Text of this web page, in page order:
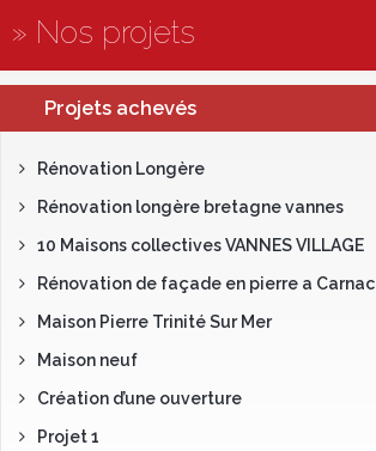
» Nos projets
Projets achevés
Rénovation Longère
Rénovation longère bretagne vannes
10 Maisons collectives VANNES VILLAGE
Rénovation de façade en pierre a Carnac
Maison Pierre Trinité Sur Mer
Maison neuf
Création d’une ouverture
Projet 1